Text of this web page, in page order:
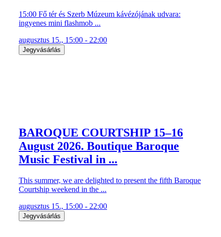
15:00 Fő tér és Szerb Múzeum kávézójának udvara:
ingyenes mini flashmob ...
augusztus 15., 15:00 - 22:00
Jegyvásárlás
BAROQUE COURTSHIP 15–16
August 2026. Boutique Baroque
Music Festival in ...
This summer, we are delighted to present the fifth Baroque
Courtship weekend in the ...
augusztus 15., 15:00 - 22:00
Jegyvásárlás